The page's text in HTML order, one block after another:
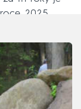
2025.